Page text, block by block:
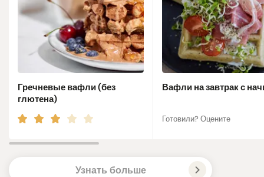
Гречневые вафли (без
глютена)
Вафли на завтрак с
Готовили? Оцените
Узнать больше